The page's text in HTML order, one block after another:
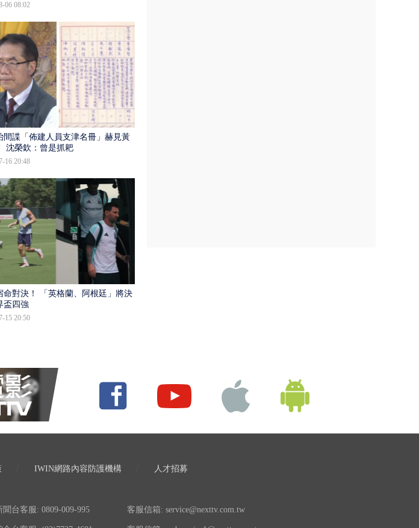
06 08:02
間諜「佈建人員支津名冊」赫見黃
沈榮欽：曾是抓耙
16 20:48
命對決！ 「英格蘭、阿根廷」將決
盃四強
15 20:50
IWIN網路內容防護機構 人才招募
台客服: 0809-009-995 客服信箱: service@nexttv.com.tw